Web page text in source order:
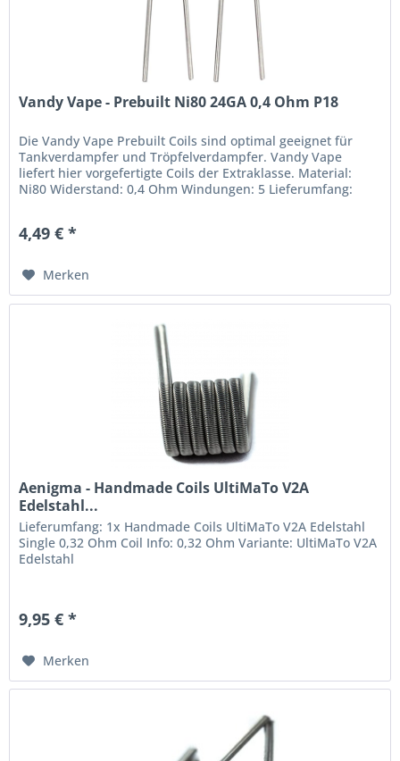
Vandy Vape - Prebuilt Ni80 24GA 0,4 Ohm P18
Die Vandy Vape Prebuilt Coils sind optimal geeignet für
Tankverdampfer und Tröpfelverdampfer. Vandy Vape
liefert hier vorgefertigte Coils der Extraklasse. Material:
Ni80 Widerstand: 0,4 Ohm Windungen: 5 Lieferumfang:
4,49 € *
Merken
Aenigma - Handmade Coils UltiMaTo V2A
Edelstahl...
Lieferumfang: 1x Handmade Coils UltiMaTo V2A Edelstahl
Single 0,32 Ohm Coil Info: 0,32 Ohm Variante: UltiMaTo V2A
Edelstahl
9,95 € *
Merken